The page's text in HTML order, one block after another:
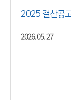
2025 결산공
2026. 05. 27